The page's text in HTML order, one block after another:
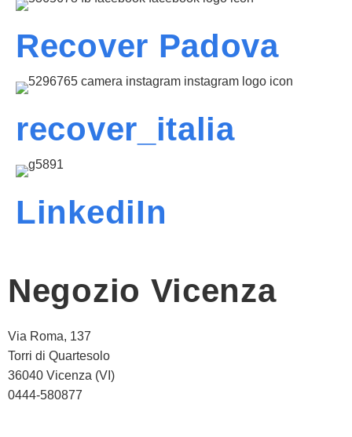
Recover Padova
recover_italia
LinkediIn
Negozio Vicenza
Via Roma, 137
Torri di Quartesolo
36040 Vicenza (VI)
0444-580877